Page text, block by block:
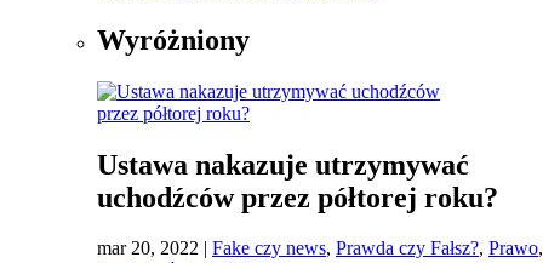
Wyróżniony
Ustawa nakazuje utrzymywać
uchodźców przez półtorej roku?
mar 20, 2022 | Fake czy news, Prawda czy Fałsz?, Prawo,